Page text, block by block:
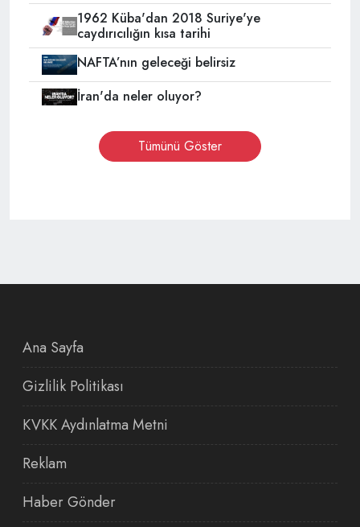
1962 Küba'dan 2018 Suriye'ye
caydırıcılığın kısa tarihi
NAFTA’nın geleceği belirsiz
İran'da neler oluyor?
Tümünü Göster
Ana Sayfa
Gizlilik Politikası
KVKK Aydınlatma Metni
Reklam
Haber Gönder